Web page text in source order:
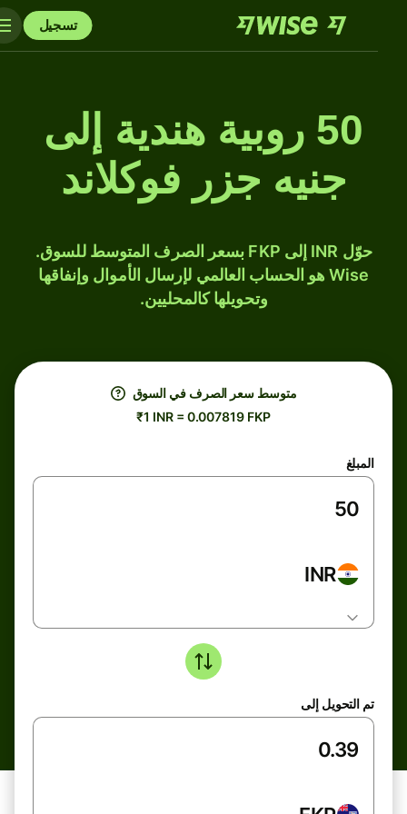
تسجيل
50 روبية هندية إلى
جنيه جزر فوكلاند
حوّل INR إلى FKP بسعر الصرف المتوسط للسوق.
Wise هو الحساب العالمي لإرسال الأموال وإنفاقها
وتحويلها كالمحليين.
متوسط ​​سعر الصرف في السوق
₹1 INR = 0.007819 FKP
المبلغ
INR
تم التحويل إلى